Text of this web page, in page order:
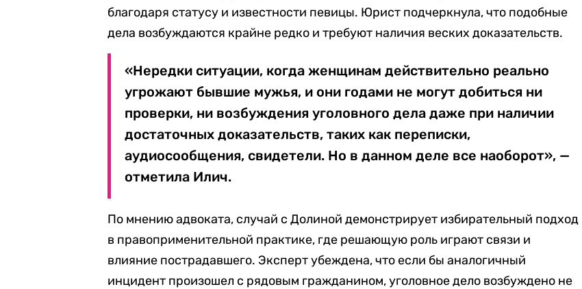
благодаря статусу и известности певицы. Юрист подчеркнула, что подобные
дела возбуждаются крайне редко и требуют наличия веских доказательств.
«Нередки ситуации, когда женщинам действительно реально
угрожают бывшие мужья, и они годами не могут добиться ни
проверки, ни возбуждения уголовного дела даже при наличии
достаточных доказательств, таких как переписки,
аудиосообщения, свидетели. Но в данном деле все наоборот», —
отметила Илич.
По мнению адвоката, случай с Долиной демонстрирует избирательный подход
в правоприменительной практике, где решающую роль играют связи и
влияние пострадавшего. Эксперт убеждена, что если бы аналогичный
инцидент произошел с рядовым гражданином, уголовное дело возбуждено не